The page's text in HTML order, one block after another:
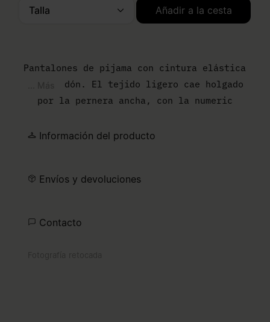
Añadir a la cesta
Pantalones de pijama con cintura elástica
con cordón. El tejido ligero cae holgado
por la pernera ancha, con la numeric
la cintura.
Información del producto
Envíos y devoluciones
Contacto